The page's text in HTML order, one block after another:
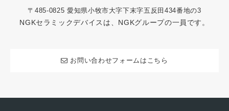
〒485-0825 愛知県小牧市大字下末字五反田434番地の3
NGKセラミックデバイスは、NGKグループの一員です。
お問い合わせフォームはこちら